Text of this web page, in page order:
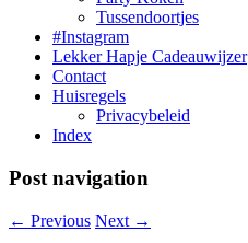
Tussendoortjes
#Instagram
Lekker Hapje Cadeauwijzer
Contact
Huisregels
Privacybeleid
Index
Post navigation
← Previous Next →